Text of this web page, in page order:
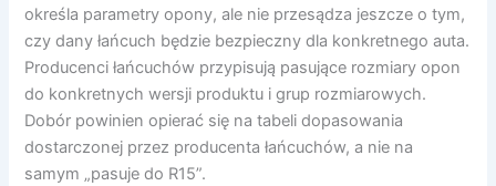
określa parametry opony, ale nie przesądza jeszcze o tym,
czy dany łańcuch będzie bezpieczny dla konkretnego auta.
Producenci łańcuchów przypisują pasujące rozmiary opon
do konkretnych wersji produktu i grup rozmiarowych.
Dobór powinien opierać się na tabeli dopasowania
dostarczonej przez producenta łańcuchów, a nie na
samym „pasuje do R15”.